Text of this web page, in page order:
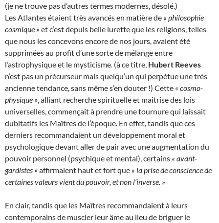
(je ne trouve pas d’autres termes modernes, désolé.)
Les Atlantes étaient très avancés en matière de « philosophie
cosmique » et c’est depuis belle lurette que les religions, telles
que nous les concevons encore de nos jours, avaient été
supprimées au profit d’une sorte de mélange entre
l’astrophysique et le mysticisme. (à ce titre, Hubert Reeves
n’est pas un précurseur mais quelqu’un qui perpétue une très
ancienne tendance, sans même s’en douter !) Cette « cosmo-
physique » , alliant recherche spirituelle et maîtrise des lois
universelles, commençait à prendre une tournure qui laissait
dubitatifs les Maîtres de l’époque. En effet, tandis que ces
derniers recommandaient un développement moral et
psychologique devant aller de pair avec une augmentation du
pouvoir personnel (psychique et mental), certains « avant-
gardistes » affirmaient haut et fort que « la prise de conscience de
certaines valeurs vient du pouvoir, et non l’inverse. »
En clair, tandis que les Maîtres recommandaient à leurs
contemporains de muscler leur âme au lieu de briguer le